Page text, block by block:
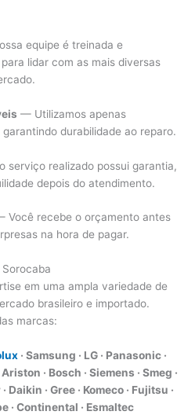
equipe é treinada e
lidar com as mais diversas
— Utilizamos apenas
durabilidade ao reparo.
serviço realizado possui garantia,
depois do atendimento.
Você recebe o orçamento antes
na hora de pagar.
em uma ampla variedade de
brasileiro e importado.
marcas:
· Samsung · LG · Panasonic ·
· Bosch · Siemens · Smeg ·
· Gree · Komeco · Fujitsu ·
· Continental · Esmaltec